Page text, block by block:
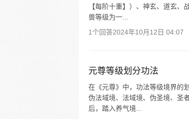
【每阶十重】）、神玄、道玄
兽等级为一...
1个回答2024年10月12日 04:07
元尊等级划分功法
在《元尊》中，功法等级境界的
伪法域境、法域境、伪圣境、圣
后，踏入养气境...